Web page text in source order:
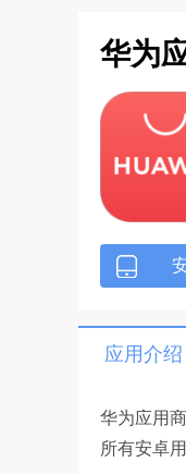
华为
应用介绍
华为应用
所有安卓